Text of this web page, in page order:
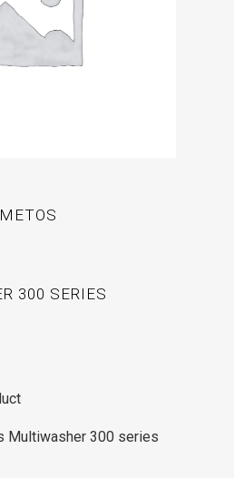
300 SERIES
Multiwasher 300 series